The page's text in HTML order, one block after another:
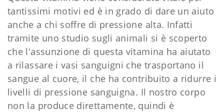
tantissimi motivi ed è in grado di dare un aiuto
anche a chi soffre di pressione alta. Infatti
tramite uno studio sugli animali si è scoperto
che l'assunzione di questa vitamina ha aiutato
a rilassare i vasi sanguigni che trasportano il
sangue al cuore, il che ha contribuito a ridurre i
livelli di pressione sanguigna. Il nostro corpo
non la produce direttamente, quindi è